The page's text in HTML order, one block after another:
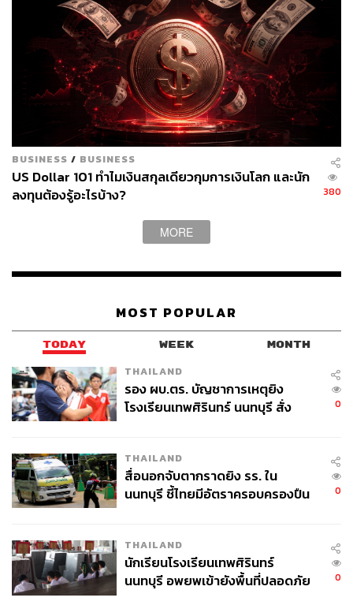
เนื้อหารุนแรงและอันตราย สามารถส่งผลกระทบกระเทือนต่อ
จิตใจของเด็กๆ ขณะที่ระบบเลื่อนหน้าจอที่ไม่มีที่สิ้นสุดยัง
กระตุ้นให้เกิดอาการเสพติดการใช้งาน
ข้อวิจารณ์และเสียงต่อต้าน
อย่างไรก็ดี นโยบายดังกล่าวได้รับเสียงต่อต้านจากกลุ่มคนที่
ไม่เห็นด้วย โดย เคอร์รี มอสโกจิอูรี ผู้อำนวยการใหญ่ของ
Amnesty International ในสหราชอาณาจักรออกมาวิจารณ์
ว่า เป็นการวินิจฉัยโรคถูกต้อง แต่จ่ายยาผิด
เชียลฯ เป็นภัยคุกคามสำหรับเด็กๆ แต่การแบนไม่ได้แก้ปัญหา
แพลตฟอร์มไม่ปลอดภัยตั้งแต่แรก พร้อมย้ำว่า โซเชียลฯ คือ
พื้นที่ที่คนรุ่นใหม่ใช้เรียนรู้ ติดต่อเครือข่ายทางสังคม ค้นหา
แรงบันดาลใจ และขับเคลื่อนประเด็นทางสังคม
“คุณไม่สามารถแก้ปัญหาที่เกิดจากการออกแบบด้วยการสั่ง
ห้ามเข้าถึงได้ หากผลวินิจฉัยบอกว่า แพลตฟอร์มโซเชียลมี
เดียกำลังทำร้ายเด็ก วิธีรักษาคือการควบคุมแพลตฟอร์ม
นอกจากนี้ Amnesty International ยังเสนอให้รัฐบาลสหราช
อาณาจักรหยุดเก็บข้อมูลทำโพรไฟล์เด็ก, ยุติฟีเจอร์ที่ทำให้
ขณะเดียวกัน บริษัทเทคโนโลยีรายใหญ่ยังออกมาวิจารณ์
แผนการรัฐบาลอังกฤษ โดย Meta ระบุว่า มาตรการดังกล่าว
ทำให้เยาวชนโดดเดี่ยวจากกลุ่มวัยรุ่นในโลกออนไลน์ และ
BUSINESS / BUSINESS
US Dollar 101 ทำไมเงินสกุลเดียวกุมการเงินโลก และนัก
ลงทุนต้องรู้อะไรบ้าง?
380
MORE
MOST POPULAR
TODAY WEEK MONTH
THAILAND
รอง ผบ.ตร. บัญชาการเหตุยิง
โรงเรียนเทพศิรินทร์ นนทบุรี สั่ง
0
THAILAND
สื่อนอกจับตากราดยิง รร. ใน
นนทบุรี ชี้ไทยมีอัตราครอบครองปืน
0
THAILAND
นักเรียนโรงเรียนเทพศิรินทร์
นนทบุรี อพยพเข้ายังพื้นที่ปลอดภัย
0